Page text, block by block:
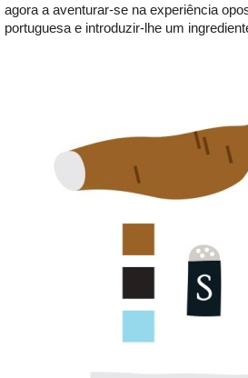
agora a aventurar-se na experiência
portuguesa e introduzir-lhe um